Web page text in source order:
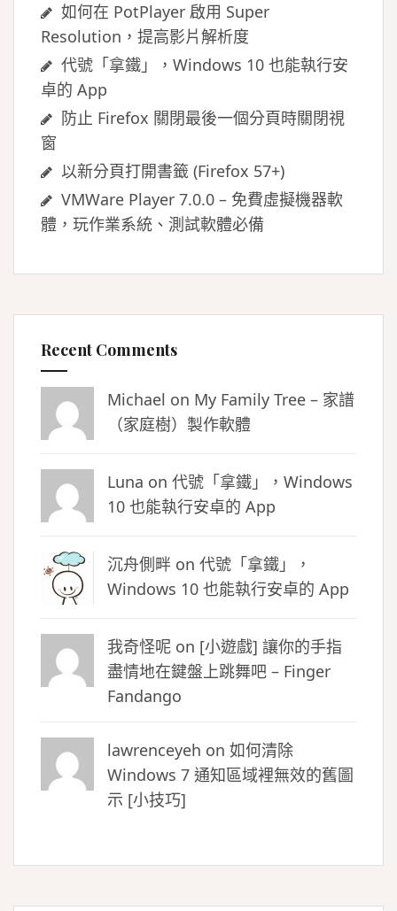
如何在 PotPlayer 啟用 Super
Resolution，提高影片解析度
代號「拿鐵」，Windows 10 也能執行安
卓的 App
防止 Firefox 關閉最後一個分頁時關閉視
窗
以新分頁打開書籤 (Firefox 57+)
VMWare Player 7.0.0 – 免費虛擬機器軟
體，玩作業系統、測試軟體必備
Recent Comments
Michael on My Family Tree – 家譜
（家庭樹）製作軟體
Luna on 代號「拿鐵」，Windows
10 也能執行安卓的 App
沉舟側畔 on 代號「拿鐵」，
Windows 10 也能執行安卓的 App
我奇怪呢 on [小遊戲] 讓你的手指
盡情地在鍵盤上跳舞吧 – Finger
Fandango
lawrenceyeh on 如何清除
Windows 7 通知區域裡無效的舊圖
示 [小技巧]